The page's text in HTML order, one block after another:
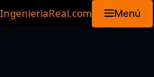
Saltar
al
IngenieriaReal.com Menú